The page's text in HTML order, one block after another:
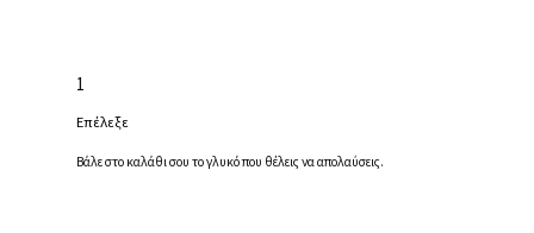
1
Επέλεξε
Βάλε στο καλάθι σου το γλυκό που θέλεις να απολαύσεις.